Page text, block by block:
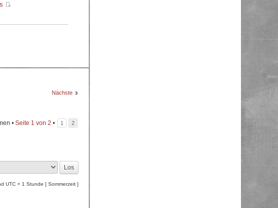
Nächste
• Seite 1 von 2 • 1 2
UTC + 1 Stunde [ Sommerzeit ]